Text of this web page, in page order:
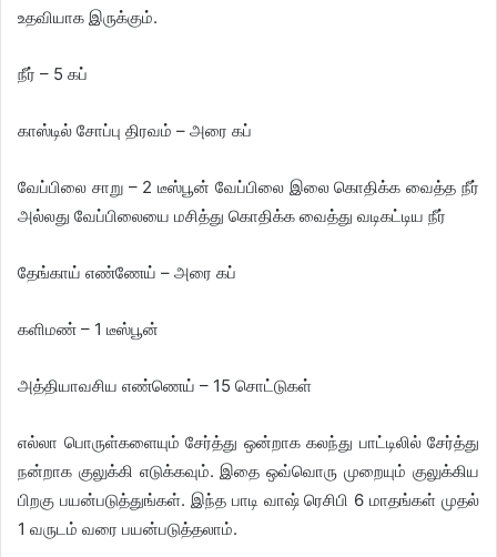
உதவியாக இருக்கும்.
நீர் – 5 கப்
காஸ்டில் சோப்பு திரவம் – அரை கப்
வேப்பிலை சாறு – 2 டீஸ்பூன் வேப்பிலை இலை கொதிக்க வைத்த நீர்
அல்லது வேப்பிலையை மசித்து கொதிக்க வைத்து வடிகட்டிய நீர்
தேங்காய் எண்ணேய் – அரை கப்
களிமண் – 1 டீஸ்பூன்
அத்தியாவசிய எண்ணெய் – 15 சொட்டுகள்
எல்லா பொருள்களையும் சேர்த்து ஒன்றாக கலந்து பாட்டிலில் சேர்த்து
நன்றாக குலுக்கி எடுக்கவும். இதை ஒவ்வொரு முறையும் குலுக்கிய
பிறகு பயன்படுத்துங்கள். இந்த பாடி வாஷ் ரெசிபி 6 மாதங்கள் முதல்
1 வருடம் வரை பயன்படுத்தலாம்.